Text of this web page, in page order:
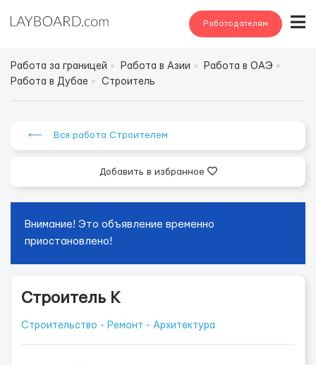
Работодателям
Работа за границей Работа в Азии
Работа в ОАЭ
Работа в Дубае
Строитель
⟵ Вся работа Строителем
Добавить в избранное
Внимание! Это объявление временно
приостановлено!
Строитель K
Строительство - Ремонт - Архитектура